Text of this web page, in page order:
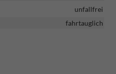
unfallfrei
fahrtauglich